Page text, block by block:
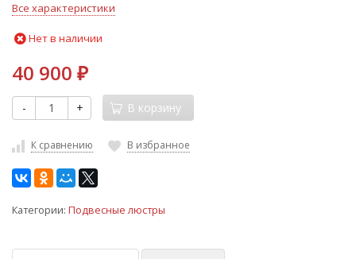
Все характеристики
Нет в наличии
40 900 ₽
- + В корзину
К сравнению В избранное
Категории: Подвесные люстры